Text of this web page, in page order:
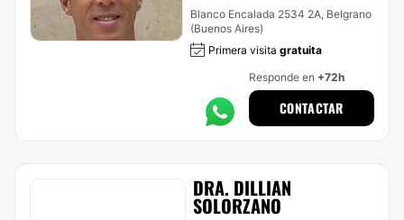
Blanco Encalada 2534 2A, Belgrano
(Buenos Aires)
Primera visita gratuita
Responde en +72h
CONTACTAR
DRA. DILLIAN
SOLORZANO